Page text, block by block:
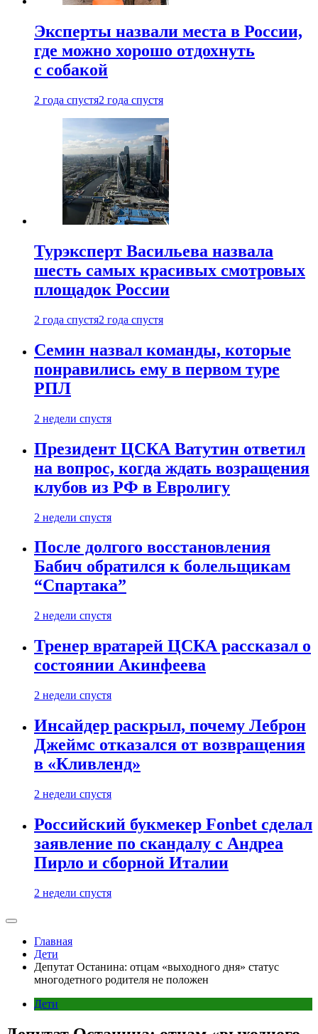
Эксперты назвали места в России,
где можно хорошо отдохнуть
с собакой
2 года спустя2 года спустя
Турэксперт Васильева назвала
шесть самых красивых смотровых
площадок России
2 года спустя2 года спустя
Семин назвал команды, которые
понравились ему в первом туре
РПЛ
2 недели спустя
Президент ЦСКА Ватутин ответил
на вопрос, когда ждать возращения
клубов из РФ в Евролигу
2 недели спустя
После долгого восстановления
Бабич обратился к болельщикам
“Спартака”
2 недели спустя
Тренер вратарей ЦСКА рассказал о
состоянии Акинфеева
2 недели спустя
Инсайдер раскрыл, почему Леброн
Джеймс отказался от возвращения
в «Кливленд»
2 недели спустя
Российский букмекер Fonbet сделал
заявление по скандалу с Андреа
Пирло и сборной Италии
2 недели спустя
Главная
Дети
Депутат Останина: отцам «выходного дня» статус
многодетного родителя не положен
Дети